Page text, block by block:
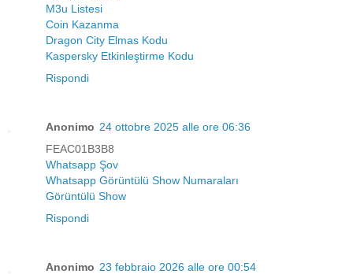
M3u Listesi
Coin Kazanma
Dragon City Elmas Kodu
Kaspersky Etkinleştirme Kodu
Rispondi
Anonimo 24 ottobre 2025 alle ore 06:36
FEAC01B3B8
Whatsapp Şov
Whatsapp Görüntülü Show Numaraları
Görüntülü Show
Rispondi
Anonimo 23 febbraio 2026 alle ore 00:54